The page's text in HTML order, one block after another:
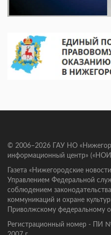
© 2006–2026 ГАУ НО
информационный центр»
Газета «Нижегородские
Управлением Федеральной
соблюдением
коммуникаций и охране
Приволжскому федеральному
Регистрационный номер - ПИ